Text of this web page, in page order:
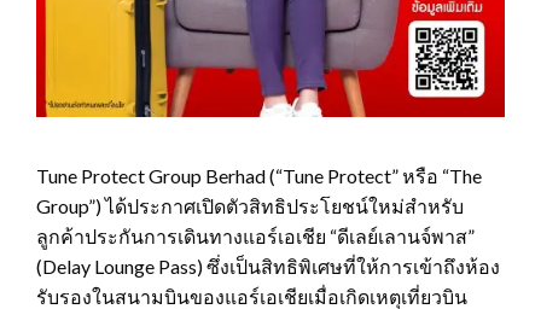
Tune Protect Group Berhad (“Tune Protect” หรือ “The
Group”) ได้ประกาศเปิดตัวสิทธิประโยชน์ใหม่สำหรับ
ลูกค้าประกันการเดินทางแอร์เอเชีย “ดีเลย์เลานจ์พาส”
(Delay Lounge Pass) ซึ่งเป็นสิทธิพิเศษที่ให้การเข้าถึงห้อง
รับรองในสนามบินของแอร์เอเชียเมื่อเกิดเหตุเที่ยวบิน